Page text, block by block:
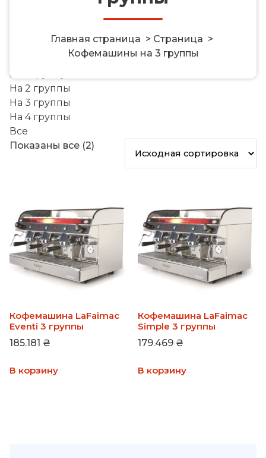
Главная страница > Страница >
Кофемашины на 3 группы
На 1 группу
На 2 группы
На 3 группы
На 4 группы
Все
Показаны все (2)
Кофемашина LaFaimac
Eventi 3 группы
185.181 ₴
В корзину
Кофемашина LaFaimac
Simple 3 группы
179.469 ₴
В корзину